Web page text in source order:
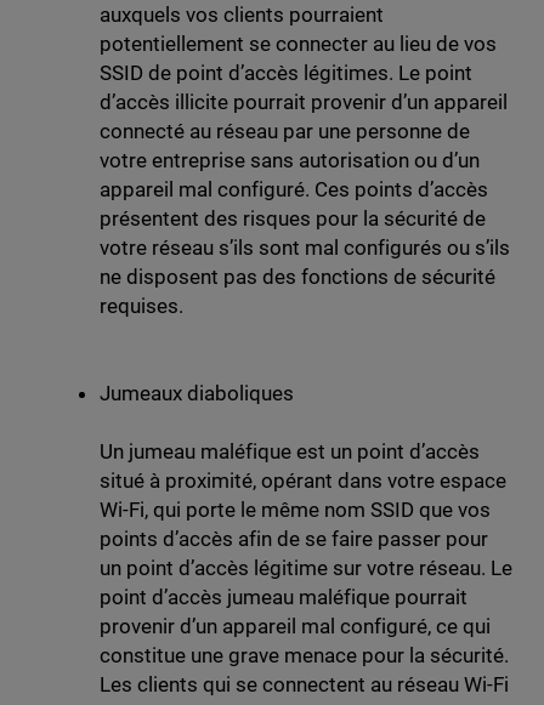
auxquels vos clients pourraient
potentiellement se connecter au lieu de vos
SSID de point d’accès légitimes. Le point
d’accès illicite pourrait provenir d’un appareil
connecté au réseau par une personne de
votre entreprise sans autorisation ou d’un
appareil mal configuré. Ces points d’accès
présentent des risques pour la sécurité de
votre réseau s’ils sont mal configurés ou s’ils
ne disposent pas des fonctions de sécurité
requises.
Jumeaux diaboliques
Un jumeau maléfique est un point d’accès
situé à proximité, opérant dans votre espace
Wi-Fi, qui porte le même nom SSID que vos
points d’accès afin de se faire passer pour
un point d’accès légitime sur votre réseau. Le
point d’accès jumeau maléfique pourrait
provenir d’un appareil mal configuré, ce qui
constitue une grave menace pour la sécurité.
Les clients qui se connectent au réseau Wi-Fi